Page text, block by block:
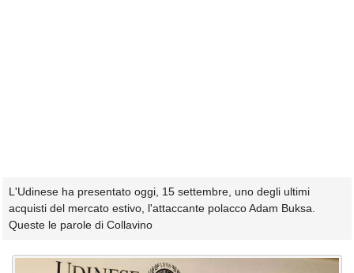
L'Udinese ha presentato oggi, 15 settembre, uno degli ultimi
acquisti del mercato estivo, l'attaccante polacco Adam Buksa.
Queste le parole di Collavino